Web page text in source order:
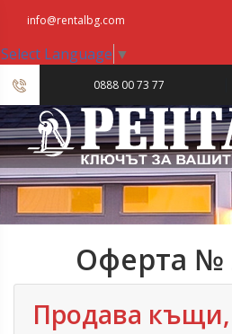
info@rentalbg.com
Select Language ▼
0888 00 73 77
23
Оферта №
Продава къщи,